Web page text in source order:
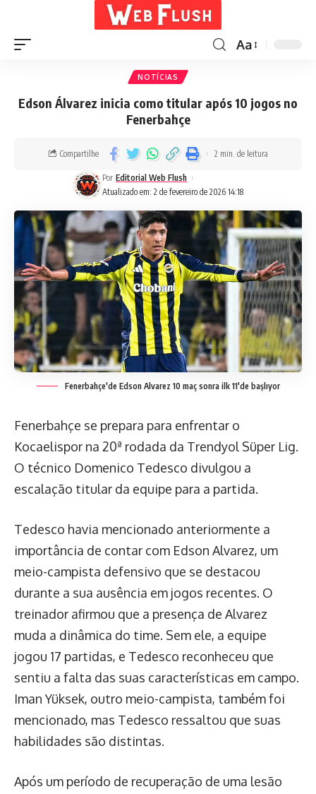
Aa
NOTÍCIAS
Edson Álvarez inicia como titular após 10 jogos no
Fenerbahçe
Atualizado em: 2 de fevereiro de 2026 14:18
Por Editorial Web Flush
Compartilhe 2 min. de leitura
Fenerbahçe'de Edson Alvarez 10 maç sonra ilk 11'de başlıyor
Fenerbahçe se prepara para enfrentar o
Kocaelispor na 20ª rodada da Trendyol Süper Lig.
O técnico Domenico Tedesco divulgou a
escalação titular da equipe para a partida.
Tedesco havia mencionado anteriormente a
importância de contar com Edson Alvarez, um
meio-campista defensivo que se destacou
durante a sua ausência em jogos recentes. O
treinador afirmou que a presença de Alvarez
muda a dinâmica do time. Sem ele, a equipe
jogou 17 partidas, e Tedesco reconheceu que
sentiu a falta das suas características em campo.
Iman Yüksek, outro meio-campista, também foi
mencionado, mas Tedesco ressaltou que suas
habilidades são distintas.
Após um período de recuperação de uma lesão